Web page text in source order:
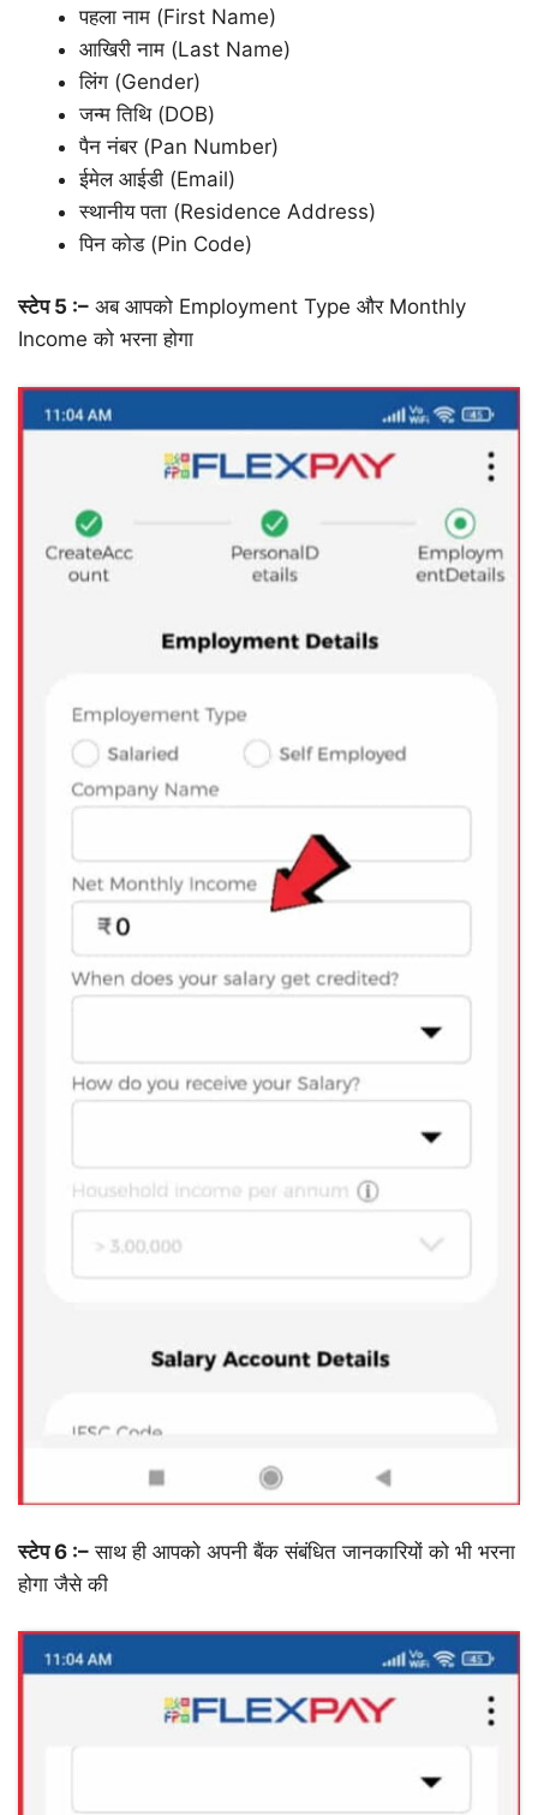
पहला नाम (First Name)
आखिरी नाम (Last Name)
लिंग (Gender)
जन्म तिथि (DOB)
पैन नंबर (Pan Number)
ईमेल आईडी (Email)
स्थानीय पता (Residence Address)
पिन कोड (Pin Code)
स्टेप 5 :– अब आपको Employment Type और Monthly
Income को भरना होगा
स्टेप 6 :– साथ ही आपको अपनी बैंक संबंधित जानकारियों को भी भरना
होगा जैसे की